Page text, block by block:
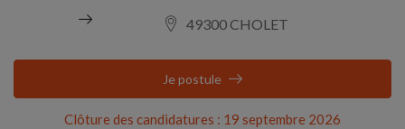
49300 CHOLET
Clôture des candidatures : 19 septembre 2026
Je postule